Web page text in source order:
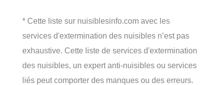
* Cette liste sur nuisiblesinfo.com avec les
services d'extermination des nuisibles n’est pas
exhaustive. Cette liste de services d'extermination
des nuisibles, un expert anti-nuisibles ou services
liés peut comporter des manques ou des erreurs.